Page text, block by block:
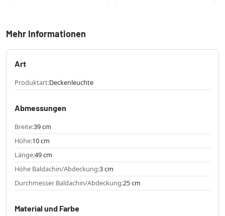
Mehr Informationen
Art
Produktart:Deckenleuchte
Abmessungen
Breite:39 cm
Höhe:10 cm
Länge:49 cm
Höhe Baldachin/Abdeckung:3 cm
Durchmesser Baldachin/Abdeckung:25 cm
Material und Farbe